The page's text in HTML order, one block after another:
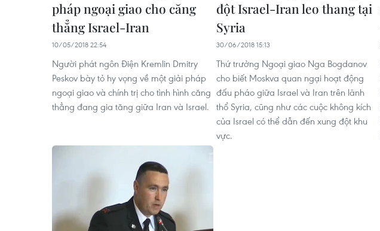
pháp ngoại giao cho căng
thẳng Israel-Iran
10/05/2018 22:54
Người phát ngôn Điện Kremlin Dmitry
Peskov bày tỏ hy vọng về một giải pháp
ngoại giao và chính trị cho tình hình căng
thẳng đang gia tăng giữa Iran và Israel.
đột Israel-Iran leo thang tại
Syria
30/06/2018 15:13
Thứ trưởng Ngoại giao Nga Bogdanov
cho biết Moskva quan ngại hoạt động
đấu pháo giữa Israel và Iran trên lãnh
thổ Syria, cũng như các cuộc không kích
của Israel có thể dẫn đến xung đột khu
vực.